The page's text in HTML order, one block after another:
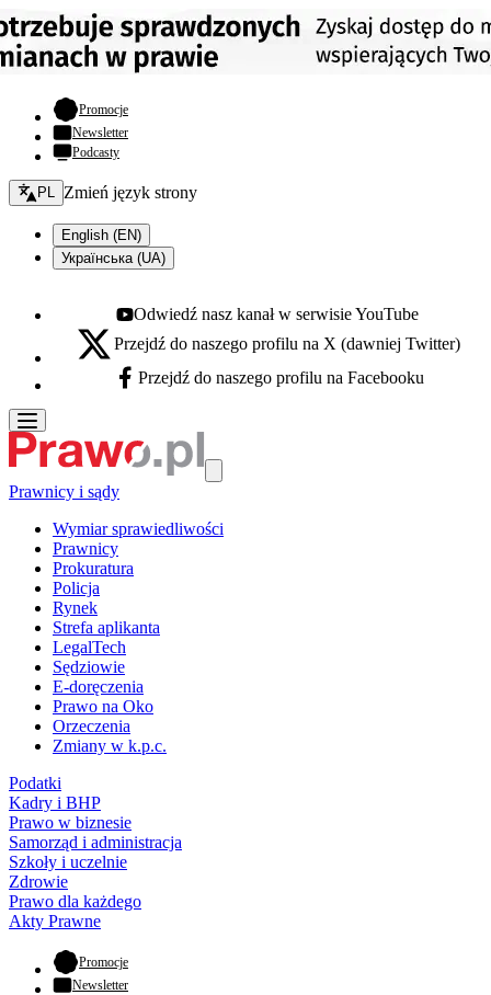
Promocje- otwiera się w nowej karcie
Newsletter
Podcasty
Zmień język - bieżący:
PL Zmień język strony
English (EN)
Українська (UA)
Youtube - otwiera się w nowej karcie
Odwiedź nasz kanał w serwisie YouTube
X - otwiera się w nowej karcie
Przejdź do naszego profilu na X (dawniej Twitter)
Facebook - otwiera się w nowej karcie
Przejdź do naszego profilu na Facebooku
Prawnicy i sądy
Wymiar sprawiedliwości
Prawnicy
Prokuratura
Policja
Rynek
Strefa aplikanta
LegalTech
Sędziowie
E-doręczenia
Prawo na Oko
Orzeczenia
Zmiany w k.p.c.
Podatki
Kadry i BHP
Prawo w biznesie
Samorząd i administracja
Szkoły i uczelnie
Zdrowie
Prawo dla każdego
Akty Prawne
Promocje- otwiera się w nowej karcie
Newsletter